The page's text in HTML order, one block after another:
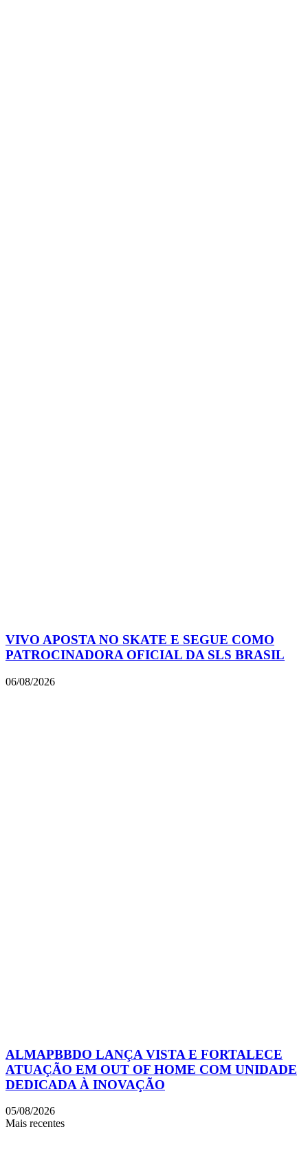
VIVO APOSTA NO SKATE E SEGUE COMO
PATROCINADORA OFICIAL DA SLS BRASIL
06/08/2026
ALMAPBBDO LANÇA VISTA E FORTALECE
ATUAÇÃO EM OUT OF HOME COM UNIDADE
DEDICADA À INOVAÇÃO
05/08/2026
Mais recentes